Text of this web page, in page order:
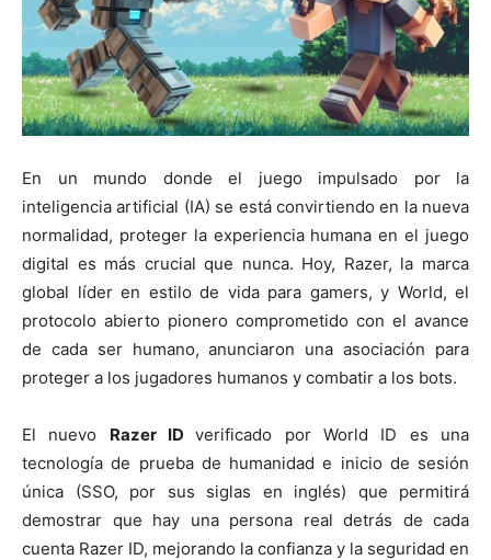
En un mundo donde el juego impulsado por la
inteligencia artificial (IA) se está convirtiendo en la nueva
normalidad, proteger la experiencia humana en el juego
digital es más crucial que nunca. Hoy, Razer, la marca
global líder en estilo de vida para gamers, y World, el
protocolo abierto pionero comprometido con el avance
de cada ser humano, anunciaron una asociación para
proteger a los jugadores humanos y combatir a los bots.
El nuevo Razer IDverificado por World ID es una
tecnología de prueba de humanidad e inicio de sesión
única (SSO, por sus siglas en inglés) que permitirá
demostrar que hay una persona real detrás de cada
cuenta Razer ID, mejorando la confianza y la seguridad en